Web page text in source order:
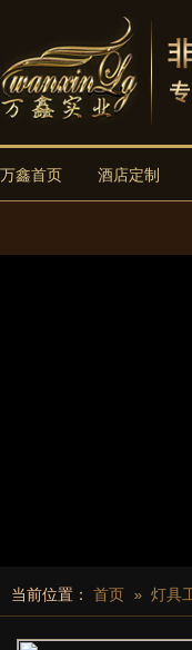
万鑫首页 酒店定制
当前位置： 首页 灯具